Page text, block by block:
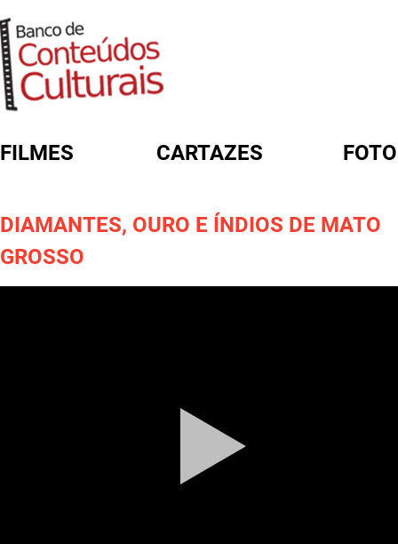
FILMES CARTAZES
DIAMANTES, OURO E ÍNDIOS DE MATO
GROSSO
FORMULÁRIO DE BUSCA